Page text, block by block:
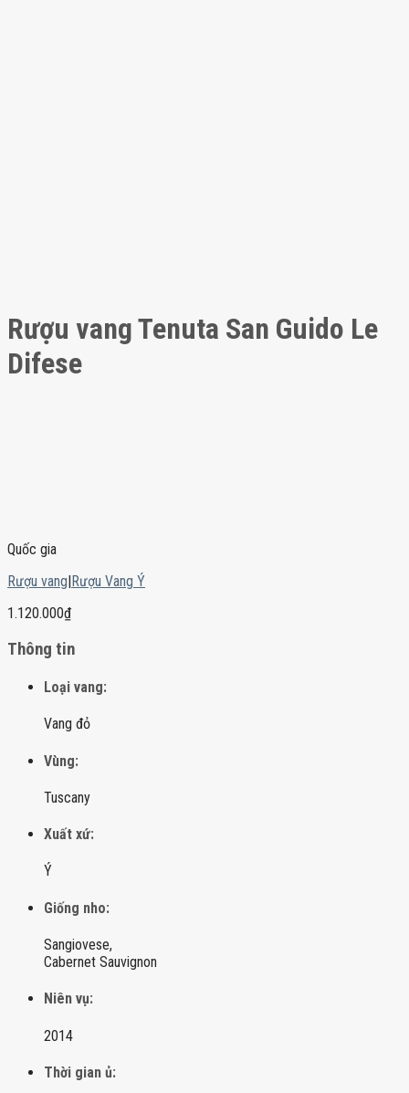
Rượu vang Tenuta San Guido Le
Difese
Quốc gia
Rượu vang|Rượu Vang Ý
1.120.000₫
Thông tin
Loại vang:
Vang đỏ
Vùng:
Tuscany
Xuất xứ:
Ý
Giống nho:
Sangiovese,
Cabernet Sauvignon
Niên vụ:
2014
Thời gian ủ: